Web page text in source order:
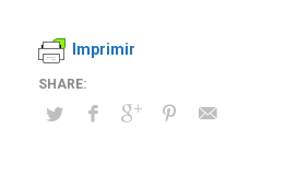
Imprimir